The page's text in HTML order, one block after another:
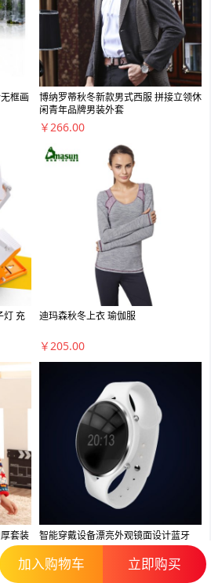
框画
博纳罗蒂秋冬新款男式西服 拼接立领休
闲青年品牌男装外套
￥266.00
灯 充
迪玛森秋冬上衣 瑜伽服
￥205.00
套装
智能穿戴设备漂亮外观镜面设计蓝牙
uuwatch运动智能手表
￥288.00
加入购物车 立即购买